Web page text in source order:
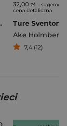
32,00 zł -
cena detaliczna
Ake Holmberg
7,4 (12)